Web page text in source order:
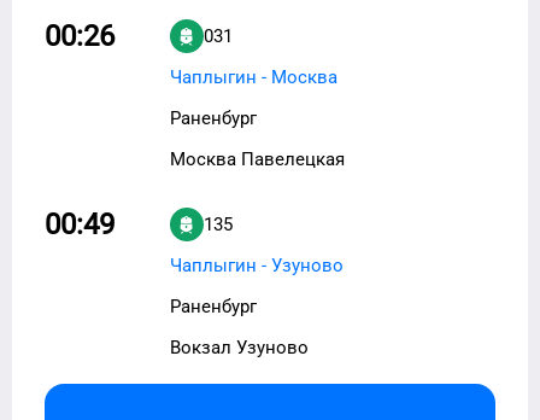
00:26
031
Чаплыгин - Москва
Раненбург
Москва Павелецкая
00:49
135
Чаплыгин - Узуново
Раненбург
Вокзал Узуново